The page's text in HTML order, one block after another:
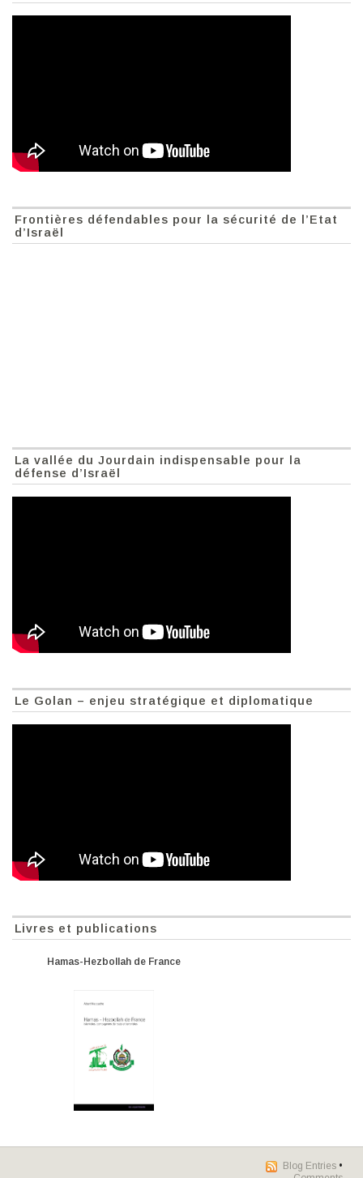
Frontières défendables pour la sécurité de l’Etat
d’Israël
La vallée du Jourdain indispensable pour la
défense d’Israël
Le Golan – enjeu stratégique et diplomatique
Livres et publications
Hamas-Hezbollah de France
Blog Entries •